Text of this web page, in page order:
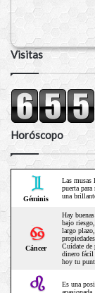
Visitas
Horóscopo